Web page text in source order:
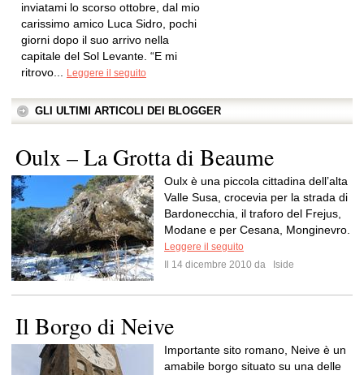
inviatami lo scorso ottobre, dal mio
carissimo amico Luca Sidro, pochi
giorni dopo il suo arrivo nella
capitale del Sol Levante. “E mi
ritrovo...
Leggere il seguito
GLI ULTIMI ARTICOLI DEI BLOGGER
Oulx – La Grotta di Beaume
Oulx è una piccola cittadina dell’alta
Valle Susa, crocevia per la strada di
Bardonecchia, il traforo del Frejus,
Modane e per Cesana, Monginevro.
Leggere il seguito
Il 14 dicembre 2010 da
Iside
Il Borgo di Neive
Importante sito romano, Neive è un
amabile borgo situato su una delle